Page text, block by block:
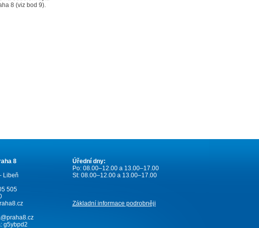
8 (viz bod 9).
8
Libeň
505
g5ybpd2
Úřední dny:
Po: 08.00–12.00 a 13.00–17.00
St: 08.00–12.00 a 13.00–17.00
Základní informace podrobněji